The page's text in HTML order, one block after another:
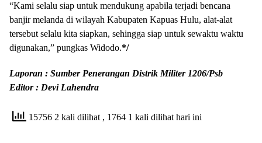
“Kami selalu siap untuk mendukung apabila terjadi bencana
banjir melanda di wilayah Kabupaten Kapuas Hulu, alat-alat
tersebut selalu kita siapkan, sehingga siap untuk sewaktu waktu
digunakan,” pungkas Widodo.*/
Laporan : Sumber Penerangan Distrik Militer 1206/Psb
Editor : Devi Lahendra
15756 2 kali dilihat , 1764 1 kali dilihat hari ini